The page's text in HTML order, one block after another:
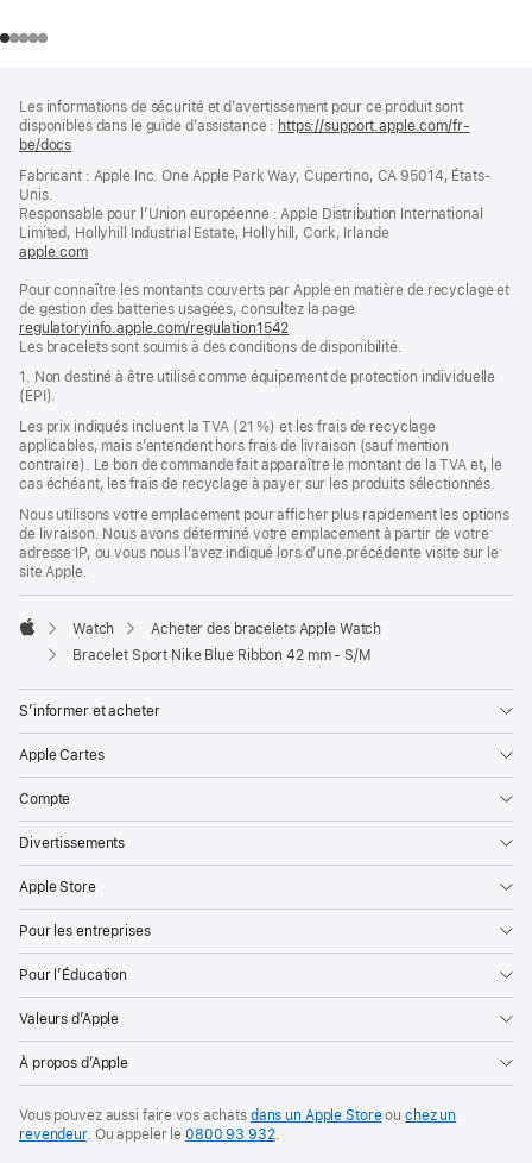
de
page
de
bas
page
Les informations de sécurité et d’avertissement pour ce produit sont
disponibles dans le guide d’assistance : https://support.apple.com/fr-
be/docs
une
fenêtre)
Fabricant : Apple Inc. One Apple Park Way, Cupertino, CA 95014, États-
Unis.
Responsable pour l’Union européenne : Apple Distribution International
Limited, Hollyhill Industrial Estate, Hollyhill, Cork, Irlande
apple.com(s’ouvre
une
nouvelle
fenêtre)
Pour connaître les montants couverts par Apple en matière de recyclage et
de gestion des batteries usagées, consultez la page
regulatoryinfo.apple.com/regulation1542
dans
nouvelle
Les bracelets sont soumis à des conditions de disponibilité.
1. Non destiné à être utilisé comme équipement de protection individuelle
(EPI).
Les prix indiqués incluent la TVA (21 %) et les frais de recyclage
applicables, mais s’entendent hors frais de livraison (sauf mention
contraire). Le bon de commande fait apparaître le montant de la TVA et, le
cas échéant, les frais de recyclage à payer sur les produits sélectionnés.
Nous utilisons votre emplacement pour afficher plus rapidement les options
de livraison. Nous avons déterminé votre emplacement à partir de votre
adresse IP, ou vous nous l’avez indiqué lors d’une précédente visite sur le
site Apple.
Apple
Watch
Acheter des bracelets Apple Watch
Bracelet Sport Nike Blue Ribbon 42 mm - S/M
S’informer et acheter
Apple Cartes
Compte
Divertissements
Apple Store
Pour les entreprises
Pour l’Éducation
Valeurs d’Apple
À propos d’Apple
Vous pouvez aussi faire vos achats dans un Apple Storeouchez un
revendeur. Ouappeler le0800 93 932.